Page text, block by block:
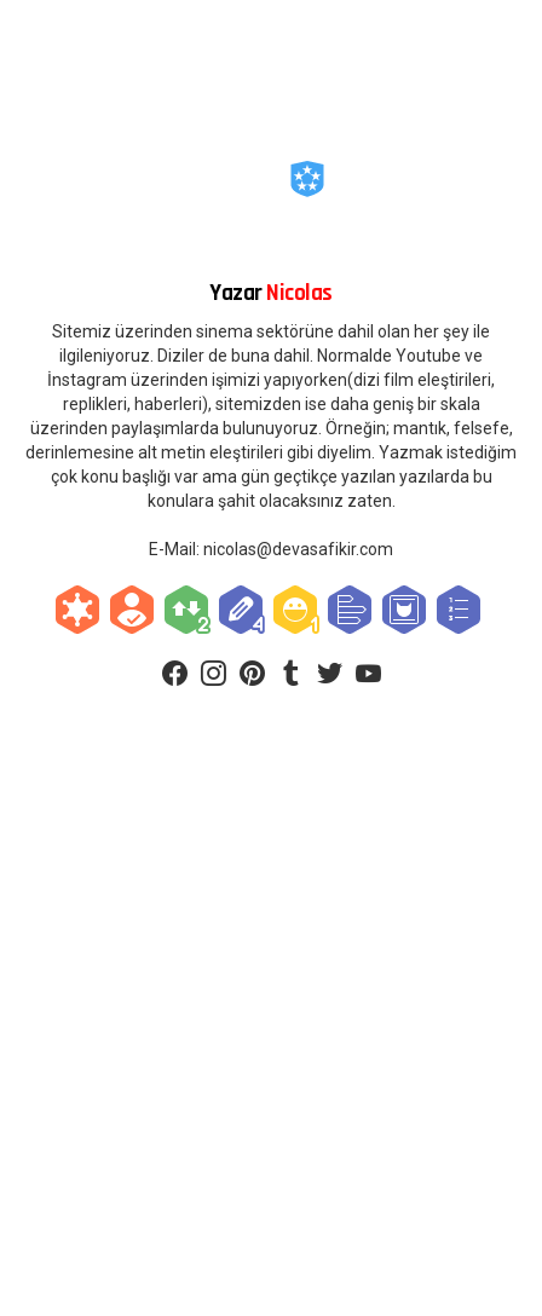
YazarNicolas
Sitemiz üzerinden sinema sektörüne dahil olan her şey ile
ilgileniyoruz. Diziler de buna dahil. Normalde Youtube ve
İnstagram üzerinden işimizi yapıyorken(dizi film eleştirileri,
replikleri, haberleri), sitemizden ise daha geniş bir skala
üzerinden paylaşımlarda bulunuyoruz. Örneğin; mantık, felsefe,
derinlemesine alt metin eleştirileri gibi diyelim. Yazmak istediğim
çok konu başlığı var ama gün geçtikçe yazılan yazılarda bu
konulara şahit olacaksınız zaten.
E-Mail: nicolas@devasafikir.com
pinterest